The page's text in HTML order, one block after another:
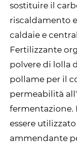
sostituire il
riscaldamento
caldaie e
Fertilizzante
polvere di lolla
pollame per il
permeabilità
fermentazione.
essere
ammendante